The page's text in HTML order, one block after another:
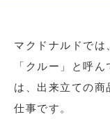
マクドナルドでは
「クルー」と呼
は、出来立ての商
仕事です。